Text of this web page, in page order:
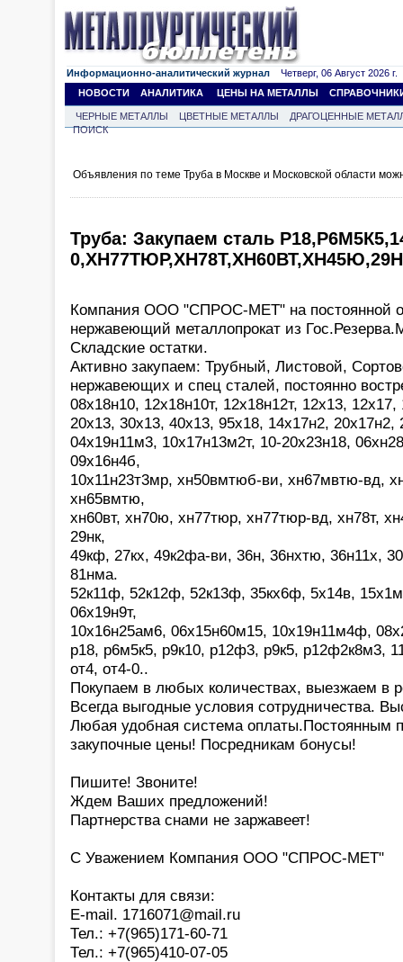
Информационно-аналитический журнал Четверг, 06 Август 2026 г.
НОВОСТИ
АНАЛИТИКА ЦЕНЫ НА МЕТАЛЛЫ
ЧЕРНЫЕ МЕТАЛЛЫ ЦВЕТНЫЕ МЕТАЛЛЫ
ДРАГОЦЕННЫЕ
ПОИСК
Объявления по теме Труба в Москве и Московской области
Труба: Закупаем сталь
Компания ООО "СПРОС-МЕТ" на постоянной
нержавеющий металлопрокат из
Складские остатки.
Активно закупаем: Трубный, Листовой,
нержавеющих и спец сталей, постоянно
08х18н10, 12х18н10т, 12х18н12т, 12х13, 12х17,
20х13, 30х13, 40х13, 95х18, 14х17н2,
04х19н11м3, 10х17н13м2т, 10-20х23н18,
09х16н4б,
10х11н23т3мр, хн50вмтюб-ви, хн67мвтю-вд,
хн65вмтю,
хн60вт, хн70ю, хн77тюр, хн77тюр-вд, хн78т,
29нк,
49кф, 27кх, 49к2фа-ви, 36н, 36нхтю, 36н11х,
81нма.
52к11ф, 52к12ф, 52к13ф, 35кх6ф, 5х14в,
06х19н9т,
10х16н25ам6, 06х15н60м15, 10х19н11м4ф,
р18, р6м5к5, р9к10, р12ф3, р9к5, р12ф2к8м3,
от4, от4-0..
Покупаем в любых количествах, выезжаем в
Всегда выгодные условия сотрудничества.
Любая удобная система оплаты.Постоянным
закупочные цены! Посредникам бонусы!
Пишите! Звоните!
Ждем Ваших предложений!
Партнерства снами не заржавеет!
С Уважением Компания ООО "СПРОС-МЕТ"
Контакты для связи:
E-mail. 1716071@mail.ru
Тел.: +7(965)171-60-71
Тел.: +7(965)410-07-05